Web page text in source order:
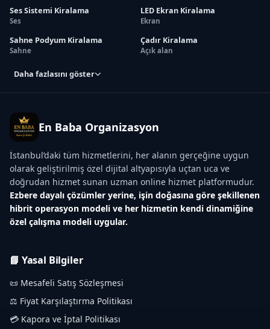
Ses Sistemi Kiralama
Ses
LED Ekran Kiralama
Ekran
Sahne Podyum Kiralama
Sahne
Çadır Kiralama
Açık alan
Daha fazlasını göster
En Baba Organizasyon
İstanbul’daki tüm hizmetlerini, her alanın gerçeğine uygun
olarak geliştirilmiş özel dijital altyapısıyla uçtan uca ve
doğrudan hizmet sunan uzman online hizmet platformudur.
Ezbere dayalı çözümler yerine, işin doğasına göre şekillenen
hibrit operasyon modeli ve her hizmetin kendi dinamiğine
özel çalışma modeli uygular.
📘 Yasal Bilgiler
📜 Mesafeli Satış Sözleşmesi
⚖️ Fiyat Karşılaştırma Politikası
💳 Kapora ve İptal Politikası